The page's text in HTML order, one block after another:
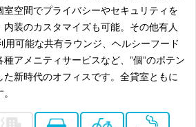
空間でプライバシーやセキュリティを
装のカスタマイズも可能。その他有人
用可能な共有ラウンジ、ヘルシーフード
アメニティサービスなど、”個”のポテン
新時代のオフィスです。全貸室ともに